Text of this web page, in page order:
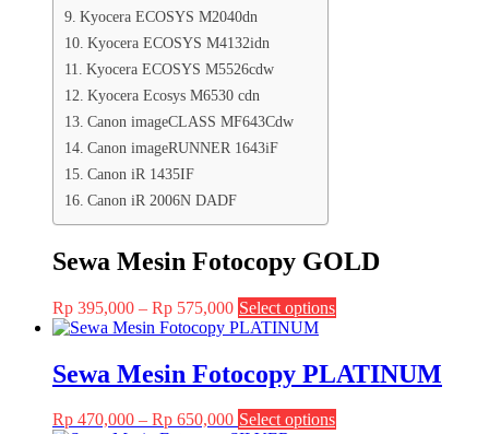
Kyocera ECOSYS M2040dn
Kyocera ECOSYS M4132idn
Kyocera ECOSYS M5526cdw
Kyocera Ecosys M6530 cdn
Canon imageCLASS MF643Cdw
Canon imageRUNNER 1643iF
Canon iR 1435IF
Canon iR 2006N DADF
Sewa Mesin Fotocopy GOLD
Rp 395,000 – Rp 575,000Price
range:
Rp 575,000
Select options
multiple
variants.
The
Sewa Mesin Fotocopy PLATINUM
Rp 470,000 – Rp 650,000Price
Select options